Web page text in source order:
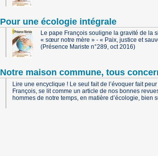
Pour une écologie intégrale
Le pape François souligne la gravité de la
« sœur notre mère » - « Paix, justice et
(Présence Mariste n°289, oct 2016)
Notre maison commune, tous
Lire une encyclique ! Le seul fait de l’évoquer fait
François, se lit comme un article de nos bonnes
hommes de notre temps, en matière d’écologie, bien